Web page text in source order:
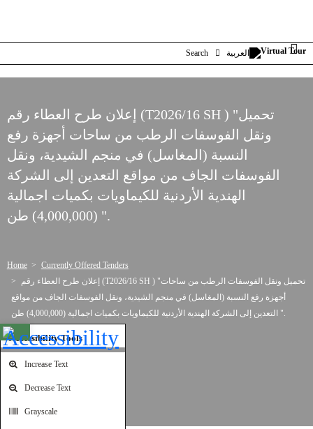
Open toolbar
Accessibility Tools
Increase Text
Decrease Text
Grayscale
Search العربية
إعلان طرح العطاء رقم (T2026/16 SH ) "تحميل
ونقل الفوسفات الرطب من ساحات أجهزة رفع
النسبة (المغاسل) في منجم الشيدية، ونقل
الفوسفات الجاف من مواقع التعدين إلى الشركة
الهندية الأردنية للكيماويات بكميات اجمالية
(4,000,000) طن ".
Home
Currently Offered Tenders
إعلان طرح العطاء رقم (T2026/16 SH ) "تحميل ونقل الفوسفات الرطب من ساحات
أجهزة رفع النسبة (المغاسل) في منجم الشيدية، ونقل الفوسفات الجاف من مواقع
التعدين إلى الشركة الهندية الأردنية للكيماويات بكميات اجمالية (4,000,000) طن ".